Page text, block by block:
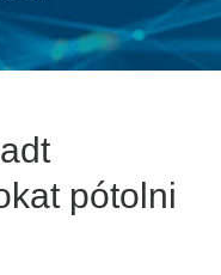
pótolni